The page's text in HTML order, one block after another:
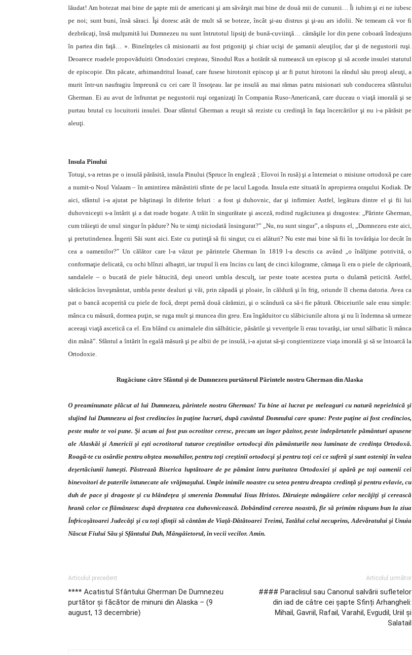
lăudat! Am botezat mai bine de şapte mii de americani şi am săvârşit mai bine de două mii de cununii… Îi iubim şi ei ne iubesc
pe noi; sunt buni, însă săraci. Îşi doresc atât de mult să se boteze, încât şi-au distrus şi şi-au ars idolii. Ne temeam că vor fi
dezbrăcaţi, însă mulţumită lui Dumnezeu nu sunt întrutotul lipsiţi de bună-cuviinţă… cămăşile lor din pene coboară îndeajuns
în partea din faţă… ». Bineînţeles că misionarii au fost prigoniţi şi chiar ucişi de şamanii aleuţilor, dar şi de negustorii ruşi.
Deoarece roadele propovăduirii Ortodoxiei creşteau, Sinodul Rus a hotărât să numească un episcop şi să acorde insulei statutul
de episcopie. Din păcate, arhimandritul Ioasaf, care fusese hirotonit episcop şi ar fi putut hirotoni la rândul său preoţi aleuţi, a
murit într-un naufragiu împreună cu cei care îl însoţeau. Iar pe insulă au mai rămas patru misionari sub conducerea sfântului
Gherman. Ei au avut de înfruntat pe negustorii ruşi organizaţi în Compania Ruso-Americană, care duceau o viaţă imorală şi se
purtau brutal cu locuitorii insulei. Doar sfântul Gherman a reuşit să reziste cu credinţă în faţa încercărilor şi nu i-a părăsit pe
aleuţi.
Insula Pinului
Totuşi, s-a retras pe o insulă părăsită, insula Pinului (Spruce în engleză ; Elovoi în rusă) şi a întemeiat o misiune ortodoxă pe care
a numit-o Noul Valaam – în amintirea mănăstirii sfinte de pe lacul Lagoda. Insula este situată în apropierea oraşului Kodiak. De
aici, sfântul i-a ajutat pe băştinaşi în diferite feluri : a fost şi duhovnic, dar şi infirmier. Astfel, legătura dintre el şi fii lui
duhovniceşti s-a întârit şi a dat roade bogate. A trăit în singurătate şi asceză, rodind rugăciunea şi dragostea: „Părinte Gherman,
cum trăieşti de unul singur în pădure? Nu te simţi niciodată însingurat?” „Nu, nu sunt singur”, a răspuns el, „Dumnezeu este aici,
şi pretutindenea. Îngerii Săi sunt aici. Este cu putinţă să fii singur, cu ei alături? Nu este mai bine să fii în tovărăşia lor decât în
cea a oamenilor?” Un călător care l-a văzut pe părintele Gherman în 1819 l-a descris ca având „o înălţime potrivită, o
conformaţie delicată, cu ochi blînzi albaştri, iar trupul îi era încins cu lanţ de cinci kilograme, cămaşa îi era o piele de căprioară,
sandalele – o bucată de piele bătucită, deşi uneori umbla desculţ, iar peste toate acestea purta o dulamă peticită. Astfel,
sărăcăcios înveşmântat, umbla peste dealuri şi văi, prin zăpadă şi ploaie, în căldură şi în frig, oriunde îl chema datoria. Avea ca
pat o bancă acoperită cu piele de focă, drept pernă două cărămizi, şi o scândură ca să-i fie pătură. Obiceiurile sale erau simple:
mânca cu măsură, dormea puţin, se ruga mult şi muncea din greu. Era îngăduitor cu slăbiciunile altora şi nu îi îndemna să urmeze
aceeaşi viaţă ascetică ca el. Era blând cu animalele din sălbăticie, păsările şi veveriţele îi erau tovarăşi, iar ursul sălbatic îi mânca
din mână”. Sfântul a întărit în egală măsură şi pe albii de pe insulă, i-a ajutat să-şi conştientizeze viaţa imorală şi să se întoarcă la
Ortodoxie.
Rugăciune către Sfântul şi de Dumnezeu purtătorul Părintele nostru Gherman din Alaska
O preaminunate plăcut al lui Dumnezeu, părintele nostru Gherman! Tu bine ai lucrat pe meleaguri cu natură neprielnică şi
slujind lui Dumnezeu ai fost credincios în puţine lucruri, după cuvântul Domnului care spune: Peste puţine ai fost credincios,
peste multe te voi pune. Şi acum ai fost pus ocrotitor ceresc, precum un înger păzitor, peste îndepărtatele pământuri apusene
ale Alaskăi şi Americii şi eşti ocrotitorul tuturor creştinilor ortodocşi din pământurile nou luminate de credinţa Ortodoxă.
Roagă-te cu osârdie pentru obştea monahilor, pentru toţi creştinii ortodocşi şi pentru toţi cei ce suferă şi sunt osteniţi în valea
deşertăciunii lumeşti. Păstrează Biserica luptătoare de pe pământ întru puritatea Ortodoxiei şi apără pe toţi oamenii cei
binevoitori de puterile întunecate ale vrăjmaşului. Umple inimile noastre cu setea pentru dreapta credinţă şi pentru evlavie, cu
duh de pace şi dragoste şi cu blândeţea şi smerenia Domnului Iisus Hristos. Dăruieşte mângâiere celor necăjiţi şi cerească
hrană celor ce flămânzesc după dreptatea cea duhovnicească. Dobândind cererea noastră, fie să primim răspuns bun la ziua
Înfricoşătoarei Judecăţi şi cu toţi sfinţii să cântăm de Viaţă-Dătătoarei Treimi, Tatălui celui necuprins, Adevăratului şi Unuia
Născut Fiului Său şi Sfântului Duh, Mângâietorul, în vecii vecilor. Amin.
Articolul precedent
**** Acatistul Sfântului Gherman De Dumnezeu
purtător şi făcător de minuni din Alaska – (9
august, 13 decembrie)
Articolul următor
#### Paraclisul sau Canonul salvării sufletelor
din iad de câtre cei șapte Sfinți Arhangheli:
Mihail, Gavriil, Rafail, Varahil, Evgudil, Uriil și
Salatail